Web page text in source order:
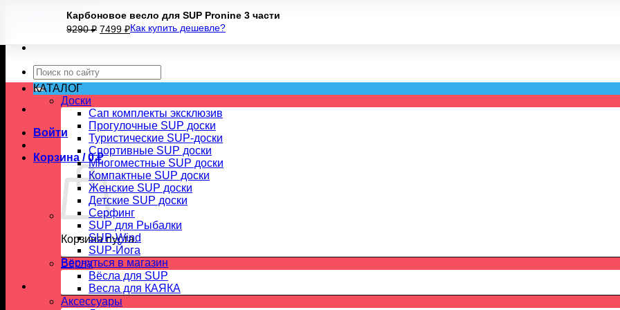
Искать:
Войти
Корзина /0₽
Корзина пуста.
Вернуться в магазин
КАТАЛОГ
Доски
Сап комплекты эксклюзив
Прогулочные SUP доски
Туристические SUP-доски
Спортивные SUP доски
Многоместные SUP доски
Компактные SUP доски
Женские SUP доски
Детские SUP доски
Серфинг
SUP для Рыбалки
SUP-Wind
SUP-Йога
Вёсла
Вёсла для SUP
Весла для КАЯКА
Аксессуары
Карбоновое весло для SUP Pronine 3 части
9290₽ Первоначальная
цена
7499 ₽Текущая
цена:
Как купить дешевле?